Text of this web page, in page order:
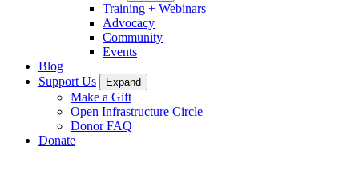
Training + Webinars
Advocacy
Community
Events
Blog
Support Us
Expand
Make a Gift
Open Infrastructure Circle
Donor FAQ
Donate